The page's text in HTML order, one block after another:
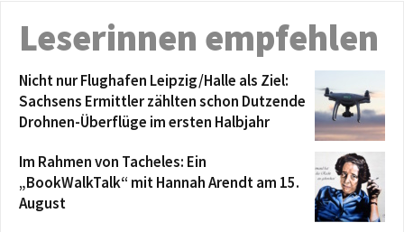
Leserinnen empfehlen
Nicht nur Flughafen Leipzig/Halle als Ziel:
Sachsens Ermittler zählten schon Dutzende
Drohnen-Überflüge im ersten Halbjahr
Im Rahmen von Tacheles: Ein
„BookWalkTalk“ mit Hannah Arendt am 15.
August